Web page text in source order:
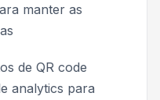
manter as
de QR code
analytics para